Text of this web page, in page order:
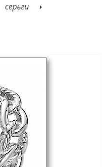
серьги